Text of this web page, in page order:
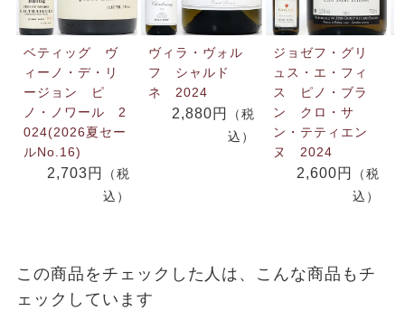
ベティッグ ヴ
ィーノ・デ・リ
ージョン ピ
ノ・ノワール 2
024(2026夏セー
ルNo.16)
2,703円
（税
込）
ヴィラ・ヴォル
フ シャルド
ネ 2024
2,880円
（税
込）
ジョゼフ・グリ
ュス・エ・フィ
ス ピノ・ブラ
ン クロ・サ
ン・テティエン
ヌ 2024
2,600円
（税
込）
この商品をチェックした人は、こんな商品もチ
ェックしています